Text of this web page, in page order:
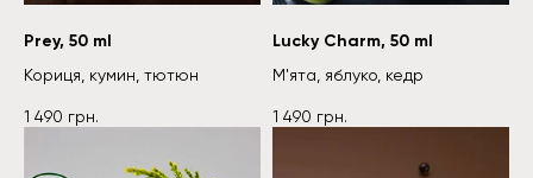
Prey, 50 ml
Кориця, кумин, тютюн
1 490 грн.
Lucky Charm, 50 ml
М'ята, яблуко, кедр
1 490 грн.
Facebook
Залиш свою пошту і ми будемо тримати тебе